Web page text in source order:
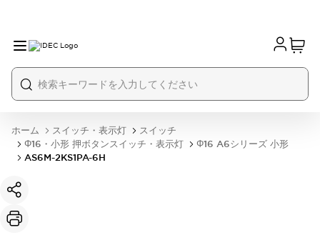
ホーム スイッチ・表示灯
スイッチ
Φ16・小形 押ボタンスイッチ・表示灯
Φ16 A6シリーズ 小形
AS6M-2KS1PA-6H